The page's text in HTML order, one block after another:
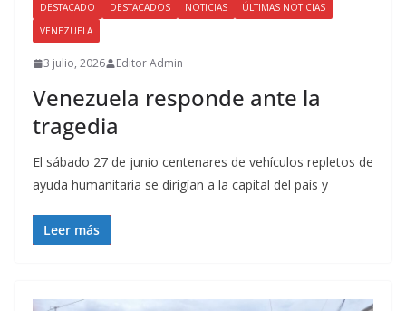
DESTACADO DESTACADOS NOTICIAS
ÚLTIMAS NOTICIAS
VENEZUELA
3 julio, 2026 Editor Admin
Venezuela responde ante la
tragedia
El sábado 27 de junio centenares de vehículos repletos de
ayuda humanitaria se dirigían a la capital del país y
Leer más